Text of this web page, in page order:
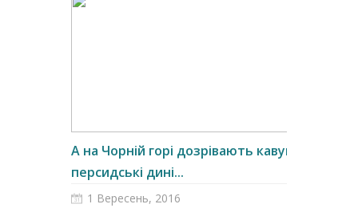
А на Чорній горі дозрівають кавуни і
персидські дині...
1 Вересень, 2016